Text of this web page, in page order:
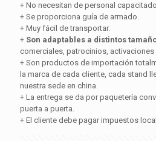
+ No necesitan de personal
+ Se proporciona guía de armado.
+ Muy fácil de transportar.
+ Son adaptables a distintos
comerciales, patrocinios, activaciones
+ Son productos de importación
la marca de cada cliente, cada stand
nuestra sede en china.
+ La entrega se da por paquetería
puerta a puerta.
+ El cliente debe pagar impuestos